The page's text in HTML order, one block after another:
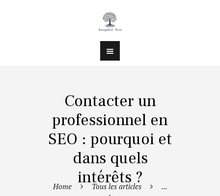
Contacter un
professionnel en
SEO : pourquoi et
dans quels
intérêts ?
Home Tous les articles ...